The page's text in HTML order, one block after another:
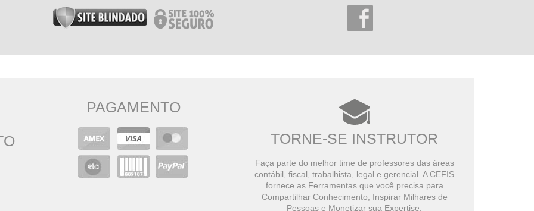
PAGAMENTO
TORNE-SE INSTRUTOR
Faça parte do melhor time de professores das áreas
contábil, fiscal, trabalhista, legal e gerencial. A CEFIS
fornece as Ferramentas que você precisa para
Compartilhar Conhecimento, Inspirar Milhares de
Pessoas e Monetizar sua Expertise.